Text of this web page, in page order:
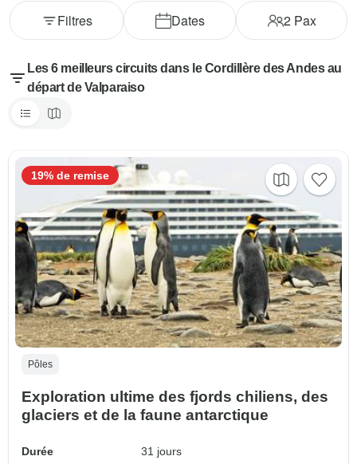
Dates 2Pax
Filtres
Les 6 meilleurs circuits dans le Cordillère des Andes au
départ de Valparaiso
Pôles
Exploration ultime des fjords chiliens, des
glaciers et de la faune antarctique
Durée
31 jours
19% de remise